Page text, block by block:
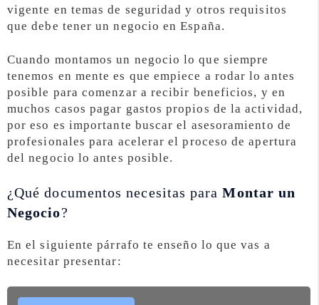
vigente en temas de seguridad y otros requisitos
que debe tener un negocio en España.
Cuando montamos un negocio lo que siempre
tenemos en mente es que empiece a rodar lo antes
posible para comenzar a recibir beneficios, y en
muchos casos pagar gastos propios de la actividad,
por eso es importante buscar el asesoramiento de
profesionales para acelerar el proceso de apertura
del negocio lo antes posible.
¿Qué documentos necesitas paraMontar un
Negocio?
En el siguiente párrafo te enseño lo que vas a
necesitar presentar: